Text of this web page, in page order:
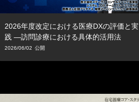
2026年度改定における医療DXの評価と実
践 ―訪問診療における具体的活用法
2026/06/02